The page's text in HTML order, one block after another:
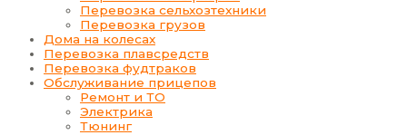
Перевозка сельхозтехники
Перевозка грузов
Дома на колесах
Перевозка плавсредств
Перевозка фудтраков
Обслуживание прицепов
Ремонт и ТО
Электрика
Тюнинг